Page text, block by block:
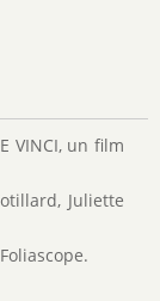
VINCI, un film
Juliette